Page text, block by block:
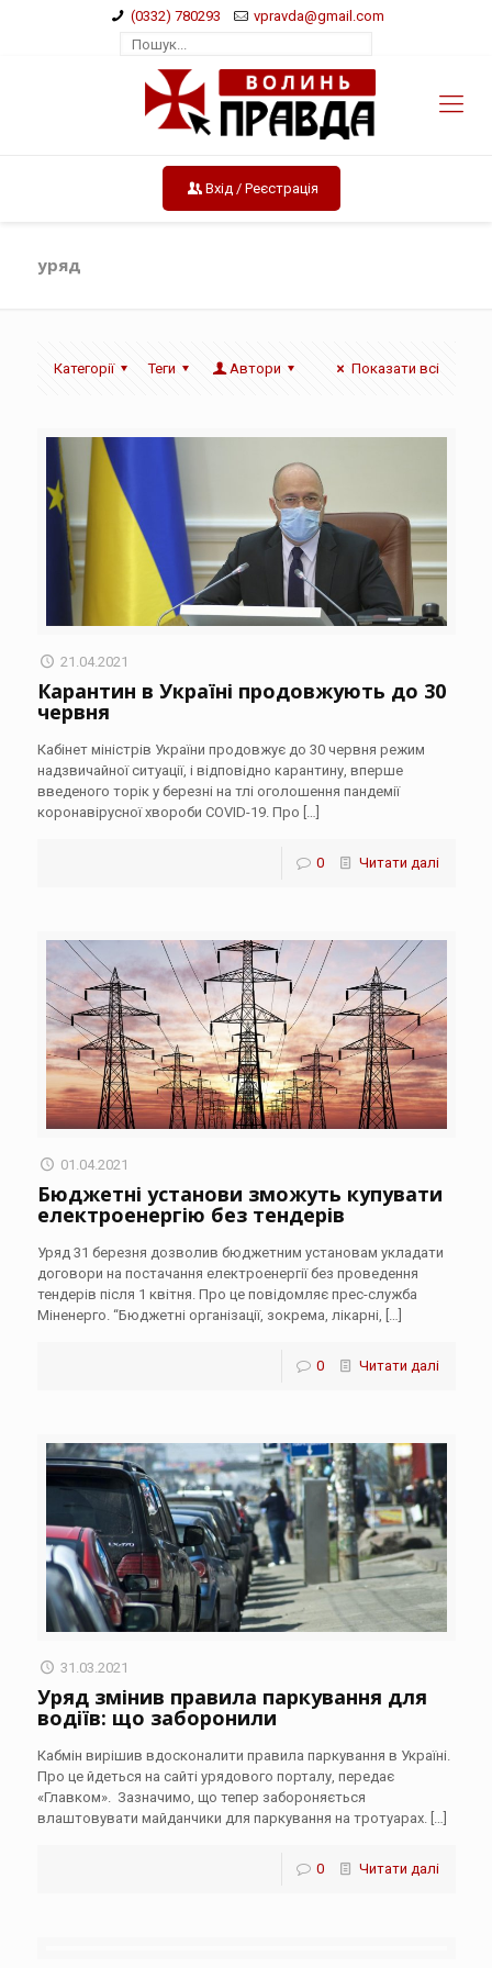
(0332) 780293 vpravda@gmail.com
Вхід / Реєстрація
уряд
Категорії Теги Автори Показати всі
21.04.2021
Карантин в Україні продовжують до 30
червня
Кабінет міністрів України продовжує до 30 червня режим
надзвичайної ситуації, і відповідно карантину, вперше
введеного торік у березні на тлі оголошення пандемії
коронавірусної хвороби COVID-19. Про […]
0 Читати далі
01.04.2021
Бюджетні установи зможуть купувати
електроенергію без тендерів
Уряд 31 березня дозволив бюджетним установам укладати
договори на постачання електроенергії без проведення
тендерів після 1 квітня. Про це повідомляє прес-служба
Міненерго. “Бюджетні організації, зокрема, лікарні, […]
0 Читати далі
31.03.2021
Уряд змінив правила паркування для
водіїв: що заборонили
Кабмін вирішив вдосконалити правила паркування в Україні.
Про це йдеться на сайті урядового порталу, передає
«Главком». Зазначимо, що тепер забороняється
влаштовувати майданчики для паркування на тротуарах.[…]
0 Читати далі